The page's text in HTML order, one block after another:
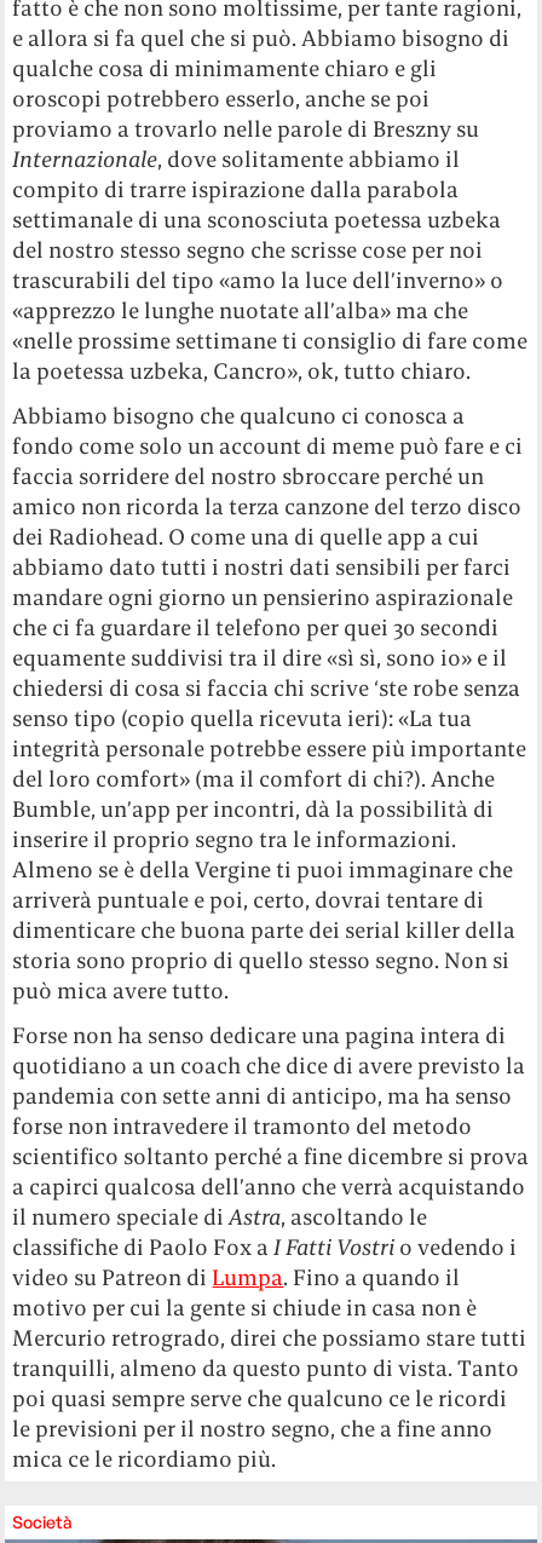
fatto è che non sono moltissime, per tante ragioni,
e allora si fa quel che si può. Abbiamo bisogno di
qualche cosa di minimamente chiaro e gli
oroscopi potrebbero esserlo, anche se poi
proviamo a trovarlo nelle parole di Breszny su
Internazionale, dove solitamente abbiamo il
compito di trarre ispirazione dalla parabola
settimanale di una sconosciuta poetessa uzbeka
del nostro stesso segno che scrisse cose per noi
trascurabili del tipo «amo la luce dell’inverno» o
«apprezzo le lunghe nuotate all’alba» ma che
«nelle prossime settimane ti consiglio di fare come
la poetessa uzbeka, Cancro», ok, tutto chiaro.
Abbiamo bisogno che qualcuno ci conosca a
fondo come solo un account di meme può fare e ci
faccia sorridere del nostro sbroccare perché un
amico non ricorda la terza canzone del terzo disco
dei Radiohead. O come una di quelle app a cui
abbiamo dato tutti i nostri dati sensibili per farci
mandare ogni giorno un pensierino aspirazionale
che ci fa guardare il telefono per quei 30 secondi
equamente suddivisi tra il dire «sì sì, sono io» e il
chiedersi di cosa si faccia chi scrive ‘ste robe senza
senso tipo (copio quella ricevuta ieri): «La tua
integrità personale potrebbe essere più importante
del loro comfort» (ma il comfort di chi?). Anche
Bumble, un’app per incontri, dà la possibilità di
inserire il proprio segno tra le informazioni.
Almeno se è della Vergine ti puoi immaginare che
arriverà puntuale e poi, certo, dovrai tentare di
dimenticare che buona parte dei serial killer della
storia sono proprio di quello stesso segno. Non si
può mica avere tutto.
Forse non ha senso dedicare una pagina intera di
quotidiano a un coach che dice di avere previsto la
pandemia con sette anni di anticipo, ma ha senso
forse non intravedere il tramonto del metodo
scientifico soltanto perché a fine dicembre si prova
a capirci qualcosa dell’anno che verrà acquistando
il numero speciale diAstra, ascoltando le
classifiche di Paolo Fox aI Fatti Vostri o vedendo i
video su Patreon di Lumpa. Fino a quando il
motivo per cui la gente si chiude in casa non è
Mercurio retrogrado, direi che possiamo stare tutti
tranquilli, almeno da questo punto di vista. Tanto
poi quasi sempre serve che qualcuno ce le ricordi
le previsioni per il nostro segno, che a fine anno
mica ce le ricordiamo più.
Società